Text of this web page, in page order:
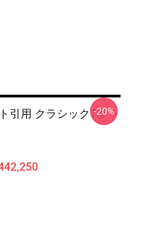
引用 クラシックTシャ
-20%